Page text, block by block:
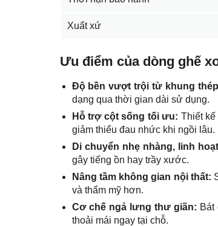
Xuất xứ
Ưu điểm của dòng ghế
Độ bền vượt trội từ khung
dạng qua thời gian dài sử dụng.
Hỗ trợ cột sống tối ưu: Thiết
giảm thiểu đau nhức khi ngồi lâu.
Di chuyển nhẹ nhàng, linh
gây tiếng ồn hay trầy xước.
Nâng tầm không gian nội thất:
và thẩm mỹ hơn.
Cơ chế ngả lưng thư giãn: Bát
thoải mái ngay tại chỗ.